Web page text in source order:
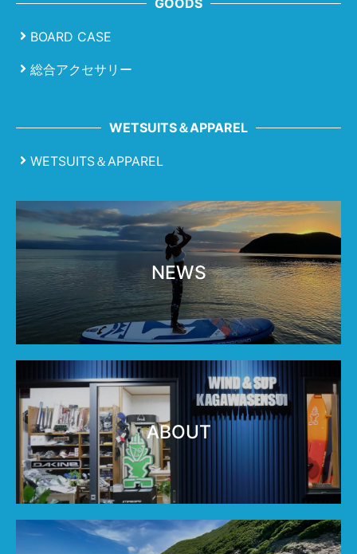
GOODS
BOARD CASE
総合アクセサリー
WETSUITS＆APPAREL
WETSUITS＆APPAREL
NEWS
ABOUT